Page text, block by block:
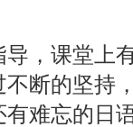
，课堂上
断的坚持
难忘的日